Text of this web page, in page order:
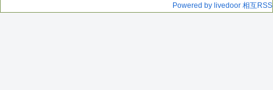
Powered by livedoor 相互RSS